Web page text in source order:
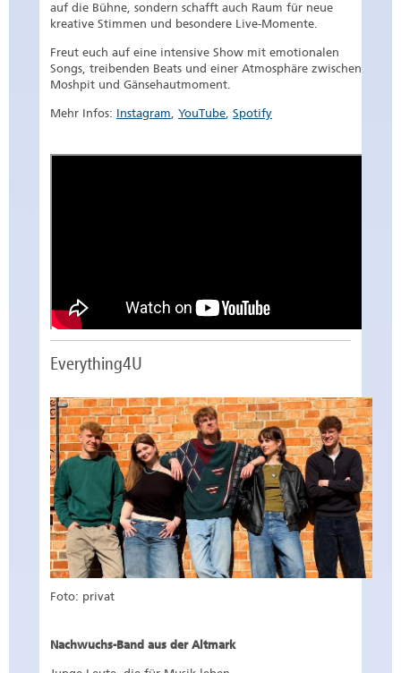
auf die Bühne, sondern schafft auch Raum für neue
kreative Stimmen und besondere Live-Momente.
Freut euch auf eine intensive Show mit emotionalen
Songs, treibenden Beats und einer Atmosphäre zwischen
Moshpit und Gänsehautmoment.
Mehr Infos: Instagram, YouTube, Spotify
Everything4U
Foto: privat
Nachwuchs-Band aus der Altmark